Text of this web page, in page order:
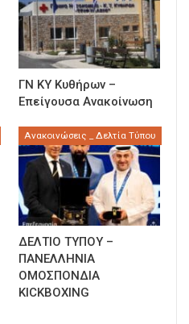
ΓΝ ΚΥ Κυθήρων –
Επείγουσα Ανακοίνωση
Ανακοινώσεις _ Δελτία Τύπου
ΔΕΛΤΙΟ ΤΥΠΟΥ –
ΠΑΝΕΛΛΗΝΙΑ
ΟΜΟΣΠΟΝΔΙΑ
KICKBOXING